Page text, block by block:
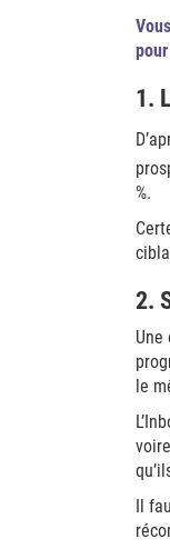
1.
%.
2.
le
Il